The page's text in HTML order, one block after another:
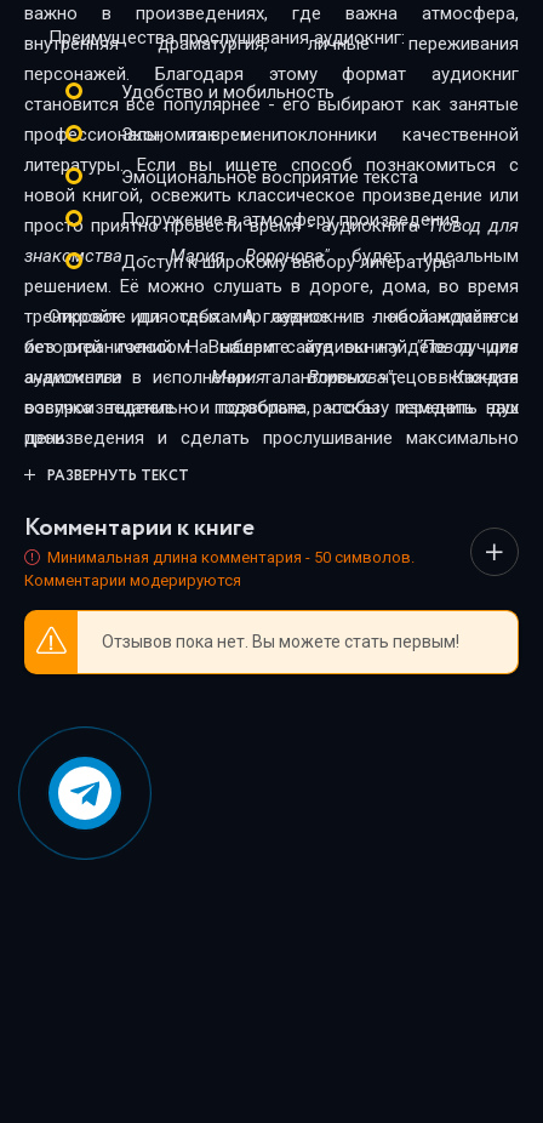
важно в произведениях, где важна атмосфера,
внутренняя драматургия, личные переживания
персонажей. Благодаря этому формат аудиокниг
становится всё популярнее - его выбирают как занятые
профессионалы, так и поклонники качественной
литературы. Если вы ищете способ познакомиться с
новой книгой, освежить классическое произведение или
просто приятно провести время - аудиокнига"Повод для
знакомства - Мария Воронова"будет идеальным
решением. Её можно слушать в дороге, дома, во время
тренировок или отдыха. А главное - в любой момент и
без ограничений. На нашем сайте вы найдёте лучшие
аудиокниги в исполнении талантливых чтецов. Каждая
озвучка тщательно подобрана, чтобы передать дух
произведения и сделать прослушивание максимально
комфортным. Новинки и классика, фантастика и драма,
каждый нашёл книгу по душе.
Преимущества прослушивания аудиокниг:
Удобство и мобильность
Экономия времени
Эмоциональное восприятие текста
Погружение в атмосферу произведения
Доступ к широкому выбору литературы
Откройте для себя мир аудиокниг - наслаждайтесь
историей голосом. Выберите аудиокнигу"Повод для
знакомства - Мария Воронова", включите
воспроизведение - и позвольте рассказу изменить ваш
день.
РАЗВЕРНУТЬ ТЕКСТ
Комментарии к книге
Минимальная длина комментария - 50 символов.
Комментарии модерируются
Отзывов пока нет. Вы можете стать первым!